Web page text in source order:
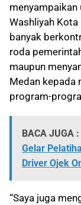
menyampaikan
Washliyah
banyak
roda
maupun
Medan kepada
program-
BACA JUGA :
Gelar
Driver Ojek
“Saya juga